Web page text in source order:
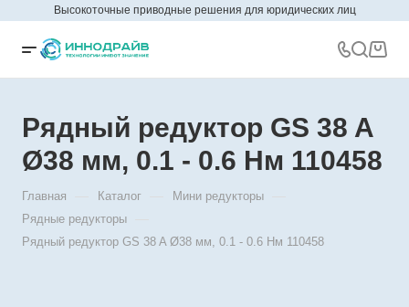
Высокоточные приводные решения для юридических лиц
Рядный редуктор GS 38 A
Ø38 мм, 0.1 - 0.6 Нм 110458
Главная Каталог Мини редукторы
Рядные редукторы
Рядный редуктор GS 38 A Ø38 мм, 0.1 - 0.6 Нм 110458